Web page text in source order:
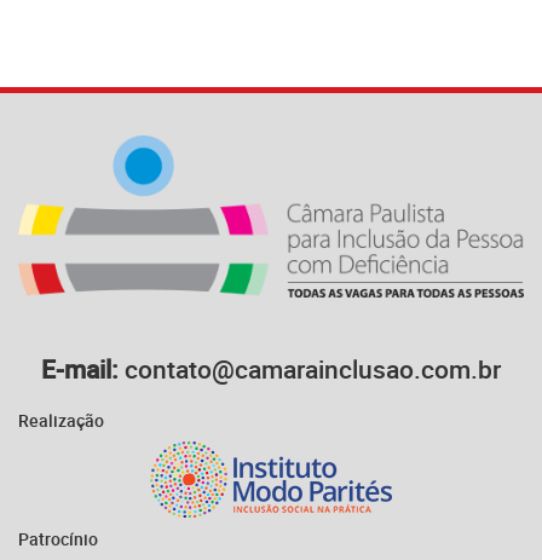
E-mail: contato@camarainclusao.com.br
Realização
Patrocínio